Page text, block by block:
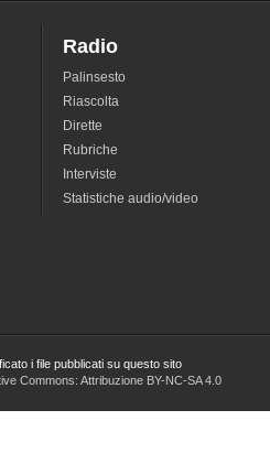
Radio
Palinsesto
Riascolta
Dirette
Rubriche
Interviste
Statistiche audio/video
i file pubblicati su questo sito
Commons: Attribuzione BY-NC-SA 4.0